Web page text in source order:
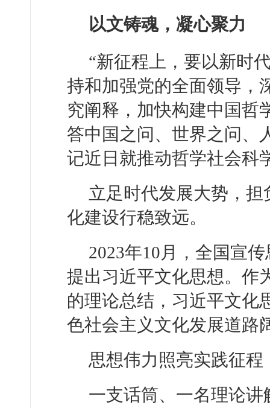
以文铸魂，凝心聚力
“新征程上，要以新时
持和加强党的全面领导，
究阐释，加快构建中国哲
答中国之问、世界之问、
记近日就推动哲学社会科
立足时代发展大势，
化建设行稳致远。
2023年10月，全国宣
提出习近平文化思想。作
的理论总结，习近平文化
色社会主义文化发展道路
思想伟力照亮实践征
一支话筒、一名理论